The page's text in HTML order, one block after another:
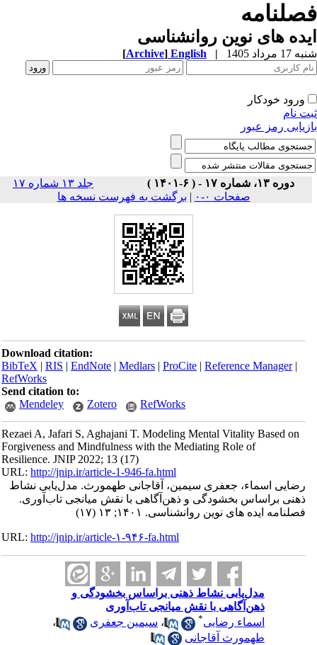
های نوین روانشناسی
مرداد 1405 |
English
[Archive]
ورود خودکار
نام
رمز عبور
دوره ۱۳، شماره ۱۷ - ( ۶-۱۴۰۱ )
جلد ۱۳ شماره ۱۷
صفحات ۰-۰
| برگشت به فهرست نسخه ها
Download citation:
BibTeX|RIS|EndNote|Medlars|ProCite|Reference Manager
RefWorks
Send citation to:
Mendeley
Zotero RefWorks
Rezaei A, Jafari S, Aghajani T. Modeling Mental Vitality Based on
Forgiveness and Mindfulness with the Mediating Role of
Resilience. JNIP 2022; 13 (17)
URL:http://jnip.ir/article-1-946-fa.html
رضایی اسماء، جعفری سیمین، آقاجانی طهمورث. مدل‌یابی نشاط
ذهنی براساس بخشودگی و ذهن‌آگاهی با نقش میانجی تاب‌آوری.
فصلنامه ایده های نوین روانشناسی. ۱۴۰۱; ۱۳ (۱۷)
URL:http://jnip.ir/article-۱-۹۴۶-fa.html
مدل‌یابی نشاط ذهنی براساس بخشودگی و
ذهن‌آگاهی با نقش میانجی تاب‌آوری
اسماء رضایی
،سیمین جعفری
،
طهمورث آقاجانی